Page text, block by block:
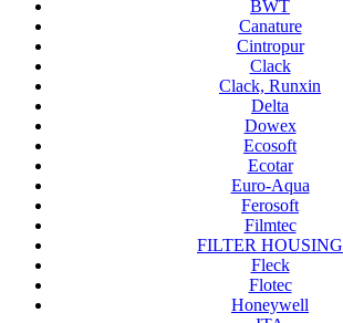
BWT
Canature
Cintropur
Clack
Clack, Runxin
Delta
Dowex
Ecosoft
Ecotar
Euro-Aqua
Ferosoft
Filmtec
FILTER HOUSING
Fleck
Flotec
Honeywell